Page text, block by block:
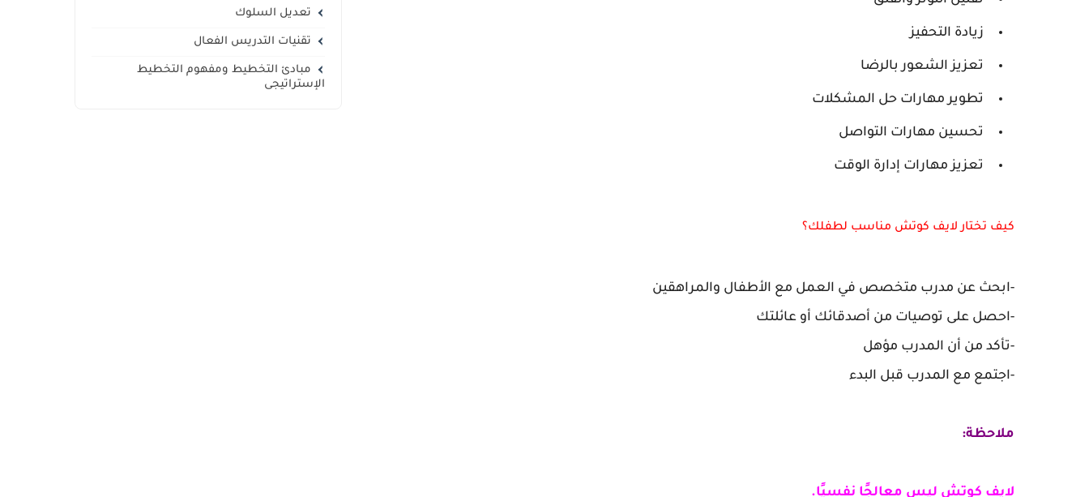
زيادة التحفيز
تعزيز الشعور بالرضا
تطوير مهارات حل المشكلات
تحسين مهارات التواصل
تعزيز مهارات إدارة الوقت
كيف تختار لايف كوتش مناسب لطفلك؟
-ابحث عن مدرب متخصص في العمل مع الأطفال والمراهقين
-احصل على توصيات من أصدقائك أو عائلتك
-تأكد من أن المدرب مؤهل
-اجتمع مع المدرب قبل البدء
ملاحظة:
لايف كوتش ليس معالجًا نفسيًا.
تعديل السلوك
تقنيات التدريس الفعال
مبادئ التخطيط ومفهوم التخطيط
الإستراتيجى